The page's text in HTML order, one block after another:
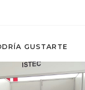
GUSTARTE